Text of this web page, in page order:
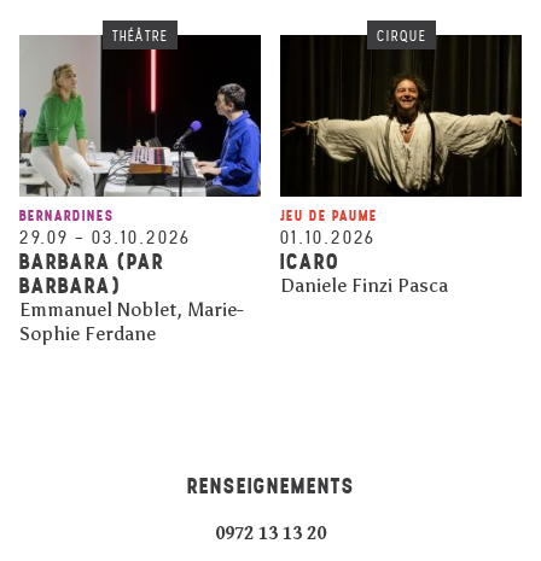
THÉÂTRE
BERNARDINES
29.09 – 03.10.2026
BARBARA (PAR
BARBARA)
Emmanuel Noblet, Marie-
Sophie Ferdane
CIRQUE
JEU DE PAUME
01.10.2026
ICARO
Daniele Finzi Pasca
RENSEIGNEMENTS
0972 13 13 20